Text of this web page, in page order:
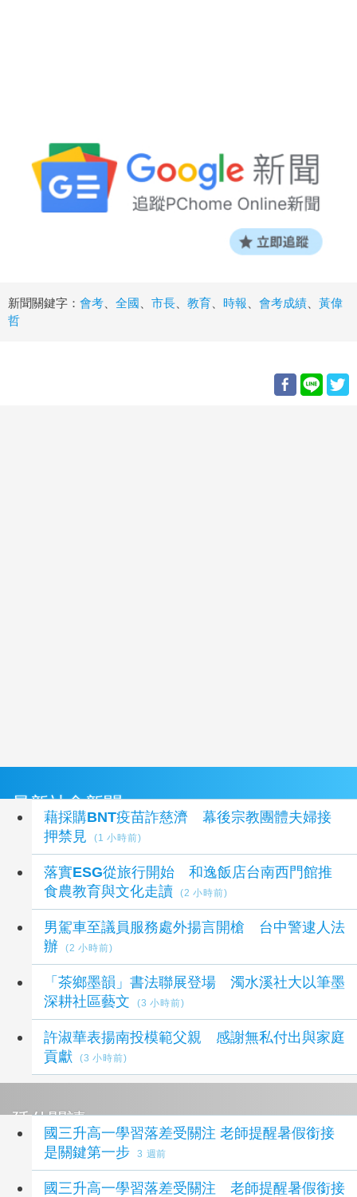
新聞關鍵字： 會考、 全國 、 市長、 教育、 時報、 會考成績、 黃偉
哲
最新社會新聞
藉採購BNT疫苗詐慈濟 幕後宗教團體夫婦接
押禁見
(1 小時前)
落實ESG從旅行開始 和逸飯店台南西門館推
食農教育與文化走讀
(2 小時前)
男駕車至議員服務處外揚言開槍 台中警逮人法
辦
(2 小時前)
「茶鄉墨韻」書法聯展登場 濁水溪社大以筆墨
深耕社區藝文
(3 小時前)
許淑華表揚南投模範父親 感謝無私付出與家庭
貢獻
(3 小時前)
延伸閱讀
國三升高一學習落差受關注 老師提醒暑假銜接
是關鍵第一步
3 週前
國三升高一學習落差受關注 老師提醒暑假銜接